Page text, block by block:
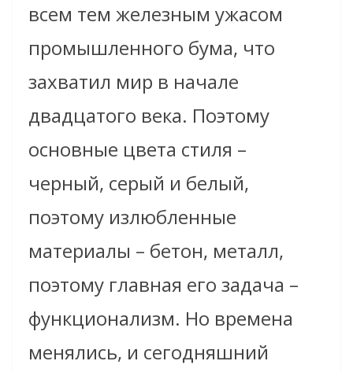
всем тем железным ужасом
промышленного бума, что
захватил мир в начале
двадцатого века. Поэтому
основные цвета стиля –
черный, серый и белый,
поэтому излюбленные
материалы – бетон, металл,
поэтому главная его задача –
функционализм. Но времена
менялись, и сегодняшний